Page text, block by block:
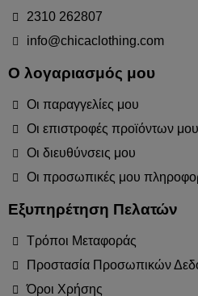
2310 262807
info@chicaclothing.com
Ο λογαριασμός μου
Οι παραγγελίες μου
Οι επιστροφές προϊόντων μου
Οι διευθύνσεις μου
Οι προσωπικές μου
Εξυπηρέτηση Πελατών
Τρόποι Μεταφοράς
Προστασία Προσωπικών
Όροι Χρήσης